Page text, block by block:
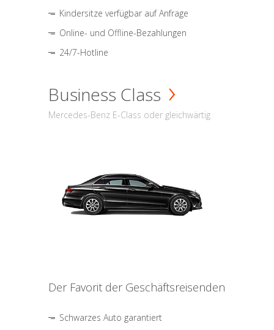
Kindersitze verfügbar auf Anfrage
Online- und Offline-Bezahlungen
24/7-Hotline
Business Class
Mercedes-Benz E-Class oder gleichwärtig
Der Favorit der Geschäftsreisenden
Schwarzes Auto garantiert